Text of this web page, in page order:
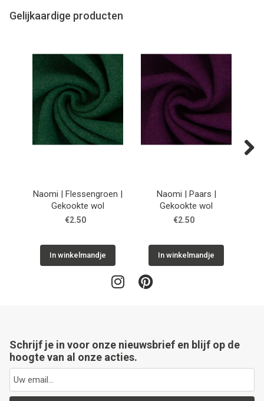
Gelijkaardige producten
Naomi | Flessengroen |
Gekookte wol
€2.50
In winkelmandje
Naomi | Paars |
Gekookte wol
€2.50
In winkelmandje
Schrijf je in voor onze nieuwsbrief en blijf op de
hoogte van al onze acties.